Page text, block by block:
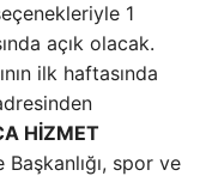
1
açık olacak.
ilk haftasında
HİZMET
spor ve